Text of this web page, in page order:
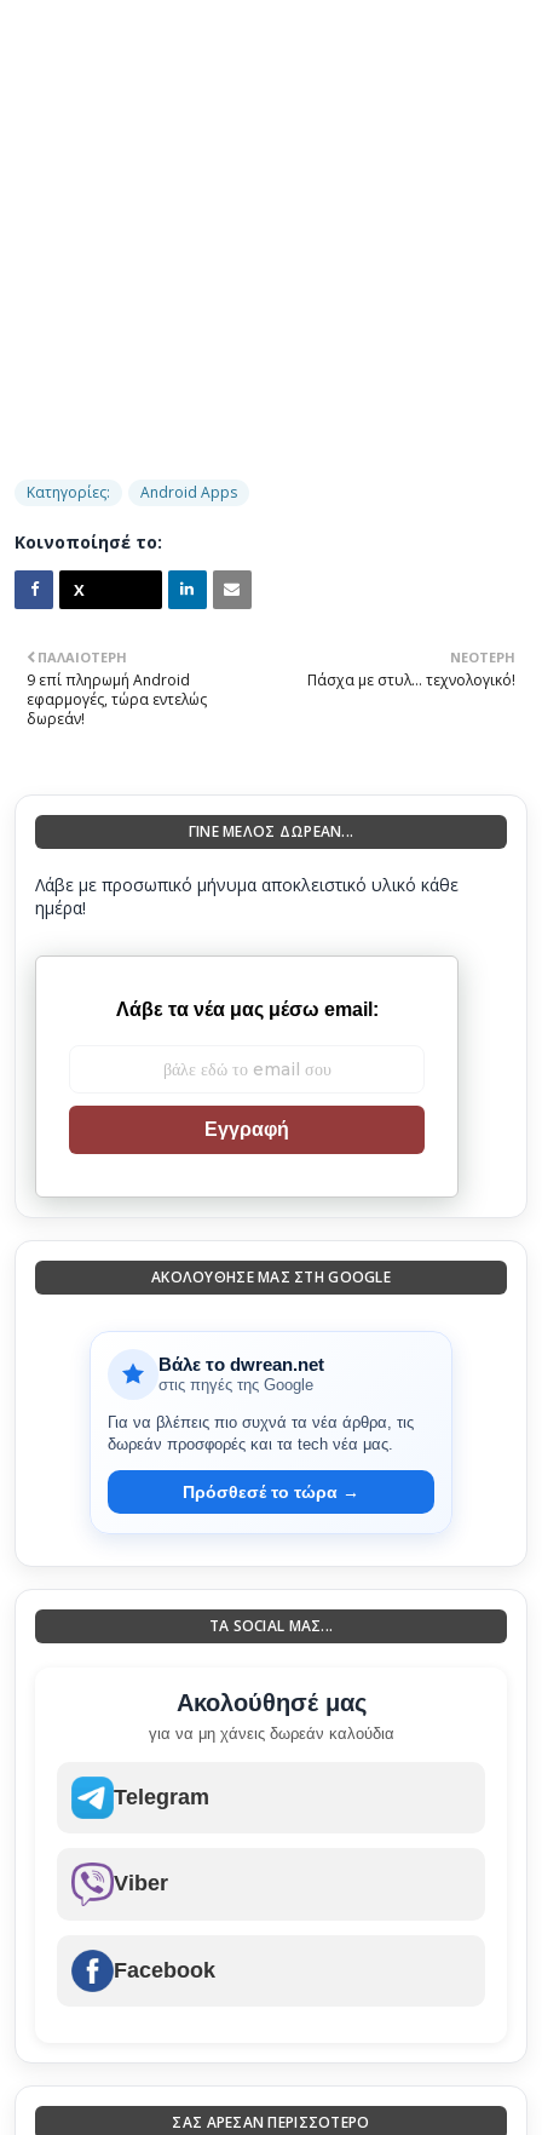
Κατηγορίες: Android Apps
Κοινοποίησέ το:
ΝΕΌΤΕΡΗ
Πάσχα με στυλ… τεχνολογικό!
ΠΑΛΑΙΌΤΕΡΗ
9 επί πληρωμή Android
εφαρμογές, τώρα εντελώς
δωρεάν!
ΓΙΝΕ ΜΕΛΟΣ ΔΩΡΕΑΝ...
Λάβε με προσωπικό μήνυμα αποκλειστικό υλικό κάθε
ημέρα!
Λάβε τα νέα μας μέσω email:
Εγγραφή
ΑΚΟΛΟΎΘΗΣΈ ΜΑΣ ΣΤΗ GOOGLE
Βάλε το dwrean.net
στις πηγές της Google
Για να βλέπεις πιο συχνά τα νέα άρθρα, τις
δωρεάν προσφορές και τα tech νέα μας.
Πρόσθεσέ το τώρα →
ΤΑ SOCIAL ΜΑΣ...
Ακολούθησέ μας
για να μη χάνεις δωρεάν καλούδια
Telegram
Viber
Facebook
ΣΑΣ ΑΡΕΣΑΝ ΠΕΡΙΣΣΟΤΕΡΟ